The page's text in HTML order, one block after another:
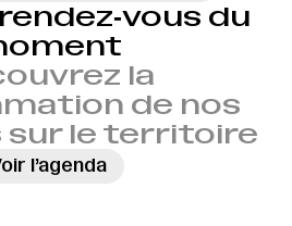
du
la
de nos
sur le territoire
l’agenda